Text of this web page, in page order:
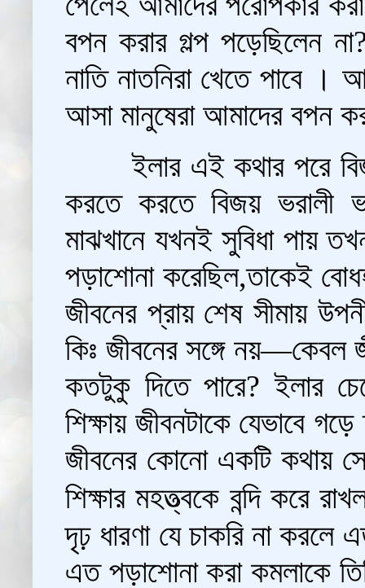
বপন করার গল্প পড়েছিলেন
নাতি নাতনিরা খেতে পাবে
আসা মানুষেরা আমাদের বপন
ইলার এই কথার পরে
করতে করতে বিজয় ভরালী
মাঝখানে যখনই সুবিধা পায়
পড়াশোনা করেছিল,তাকেই
জীবনের প্রায় শেষ সীমায়
কিঃ জীবনের সঙ্গে নয়—কেবল
কতটুকু দিতে পারে? ইলার
শিক্ষায় জীবনটাকে যেভাবে
জীবনের কোনো একটি কথায়
শিক্ষার মহত্ত্বকে বন্দি করে
দৃঢ় ধারণা যে চাকরি না
এত পড়াশোনা করা কমলাকে